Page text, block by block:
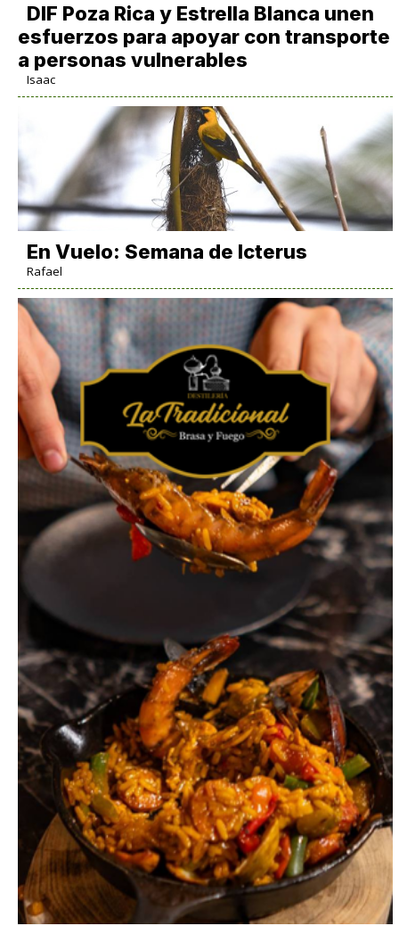
DIF Poza Rica y Estrella Blanca unen
esfuerzos para apoyar con transporte
a personas vulnerables
Isaac
En Vuelo: Semana de Icterus
Rafael